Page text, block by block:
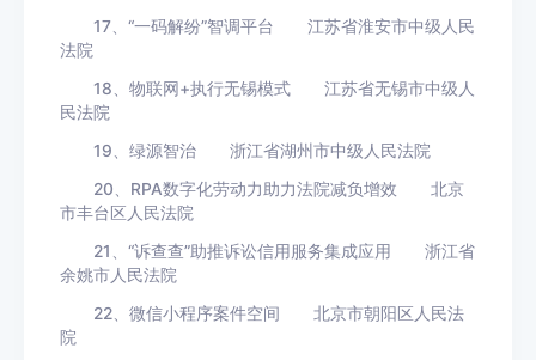
17、“一码解纷”智调平台 江苏省淮安市中级人民
法院
18、物联网+执行无锡模式 江苏省无锡市中级人
民法院
19、绿源智治 浙江省湖州市中级人民法院
20、RPA数字化劳动力助力法院减负增效 北京
市丰台区人民法院
21、“诉查查”助推诉讼信用服务集成应用 浙江省
余姚市人民法院
22、微信小程序案件空间 北京市朝阳区人民法
院